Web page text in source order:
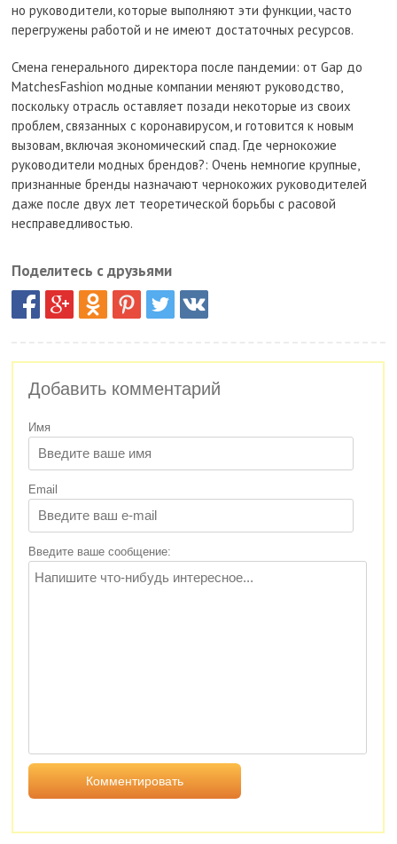
но руководители, которые выполняют эти функции, часто
перегружены работой и не имеют достаточных ресурсов.
Смена генерального директора после пандемии: от Gap до
MatchesFashion модные компании меняют руководство,
поскольку отрасль оставляет позади некоторые из своих
проблем, связанных с коронавирусом, и готовится к новым
вызовам, включая экономический спад. Где чернокожие
руководители модных брендов?: Очень немногие крупные,
признанные бренды назначают чернокожих руководителей
даже после двух лет теоретической борьбы с расовой
несправедливостью.
Поделитесь с друзьями
Добавить комментарий
Имя
Email
Введите ваше сообщение: